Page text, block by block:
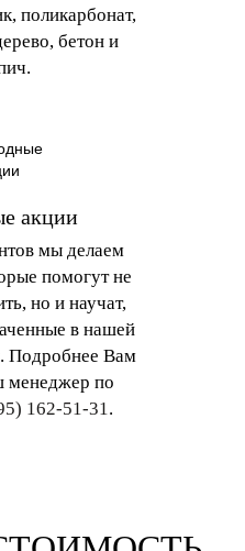
поликарбонат,
бетон и
акции
мы делаем
помогут не
но и научат,
в нашей
Подробнее Вам
менеджер по
162-51-31 .